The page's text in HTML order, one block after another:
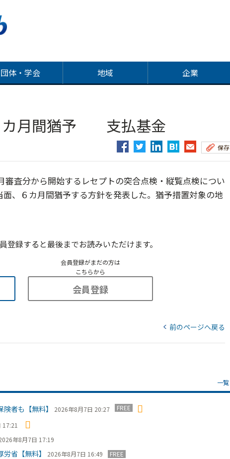
団体・学会 地域 企業
カ月間猶予 支払基金
保存
査分から開始するレセプトの突合点検・縦覧点検につい
、６カ月間猶予する方針を発表した。猶予措置対象の地
登録すると最後までお読みいただけます。
会員登録がまだの方は
こちらから
会員登録
前のページへ戻る
一覧
者も【無料】 2026年8月7日 20:27 FREE
17:21
年8月7日 17:19
省【無料】 2026年8月7日 16:49 FREE